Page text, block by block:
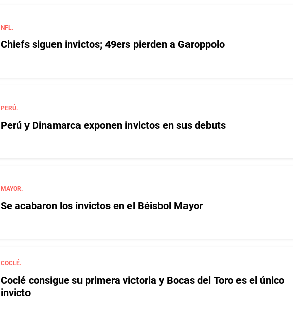
NFL.
Chiefs siguen invictos; 49ers pierden a Garoppolo
PERÚ.
Perú y Dinamarca exponen invictos en sus debuts
MAYOR.
Se acabaron los invictos en el Béisbol Mayor
COCLÉ.
Coclé consigue su primera victoria y Bocas del Toro es el único
invicto